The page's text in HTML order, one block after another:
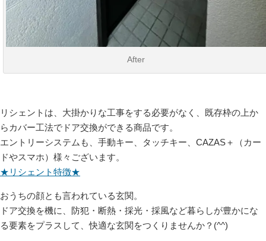
After
リシェントは、大掛かりな工事をする必要がなく、既存枠の上か
らカバー工法でドア交換ができる商品です。
エントリーシステムも、手動キー、タッチキー、CAZAS＋（カー
ドやスマホ）様々ございます。
★リシェント特徴★
おうちの顔とも言われている玄関。
ドア交換を機に、防犯・断熱・採光・採風など暮らしが豊かにな
る要素をプラスして、快適な玄関をつくりませんか？(^^)